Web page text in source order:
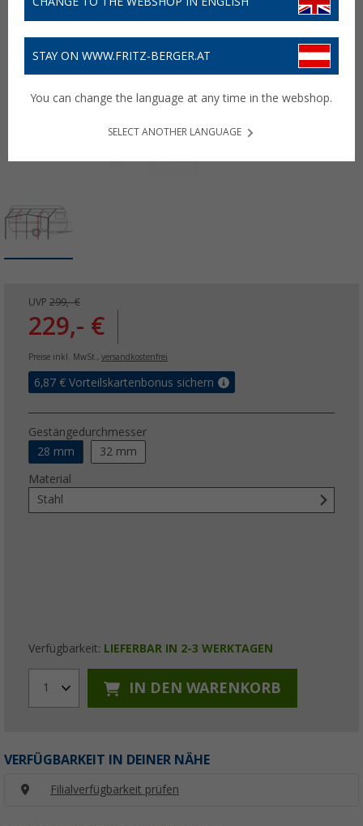
UVP 299,- €
229,- €
Preise inkl. MwSt., versandkostenfrei
6,87 € Vorteilskartenbonus sichern
Gestängedurchmesser
28 mm
32 mm
Material
Stahl
Verfügbarkeit: LIEFERBAR IN 2-3 WERKTAGEN
1 IN DEN WARENKORB
VERFÜGBARKEIT IN DEINER NÄHE
Filialverfügbarkeit prüfen
STAY ON WWW.FRITZ-BERGER.AT
You can change the language at any time in the webshop.
SELECT ANOTHER LANGUAGE